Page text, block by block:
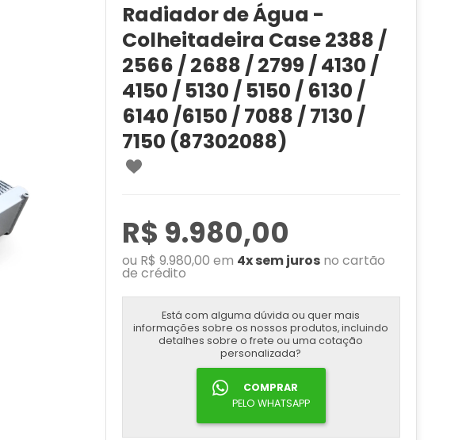
Radiador de Água -
Colheitadeira Case 2388 /
2566 / 2688 / 2799 / 4130 /
4150 / 5130 / 5150 / 6130 /
6140 /6150 / 7088 / 7130 /
7150 (87302088)
R$ 9.980,00
ou R$ 9.980,00 em 4x sem jurosno cartão
de crédito
Está com alguma dúvida ou quer mais
informações sobre os nossos produtos, incluindo
detalhes sobre o frete ou uma cotação
personalizada?
COMPRAR
PELO WHATSAPP